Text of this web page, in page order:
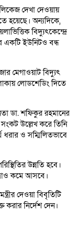
দেখা দেওয়ায়
হয়েছে। অন্যদিকে,
বিদ্যুৎকেন্দ্রে
একটি ইউনিটও বন্ধ
মেগাওয়াট বিদ্যুৎ
লোডশেডিং দিতে
ডা. শফিকুর রহমানের
উল্লেখ করে তিনি
ও সম্মিলিতভাবে
উন্নতি হবে।
কমে আসবে।
দেওয়া বিবৃতিটি
করার নির্দেশ দেন।